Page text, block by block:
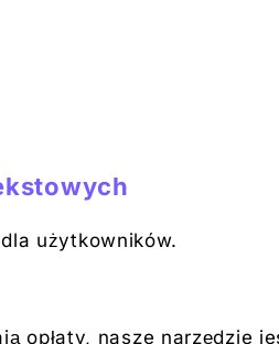
użytkowników.
opłaty, nasze narzędzie